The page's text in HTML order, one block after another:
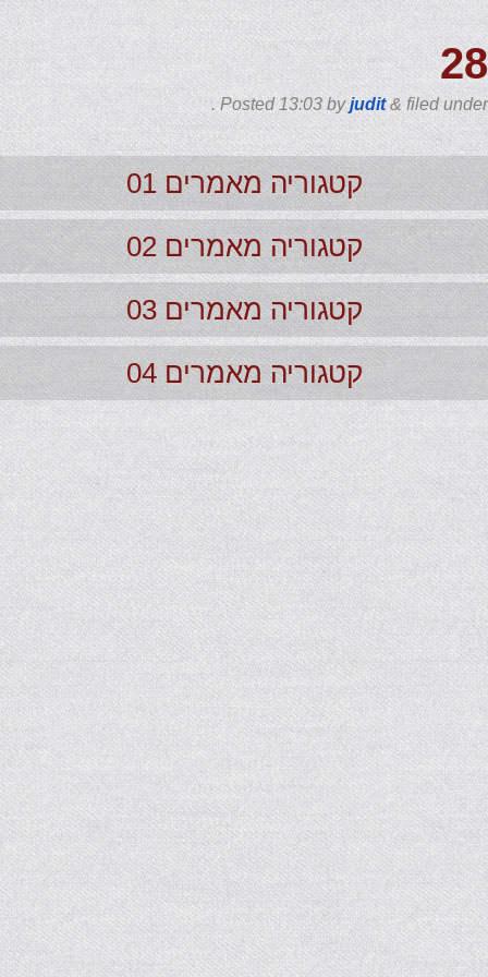
Posted13:03byjudit &filed
קטגוריה מאמרים 01
קטגוריה מאמרים 02
קטגוריה מאמרים 03
קטגוריה מאמרים 04